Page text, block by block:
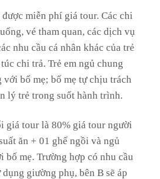
được miễn phí giá tour. Các chi
vé tham quan, các dịch vụ
nhu cầu cá nhân khác của trẻ
chi trả. Trẻ em ngủ chung
bố mẹ; bố mẹ tự chịu trách
lý trẻ trong suốt hành trình.
giá tour là 80% giá tour người
ăn + 01 ghế ngồi và ngủ
bố mẹ. Trường hợp có nhu cầu
giường phụ, bên B sẽ áp